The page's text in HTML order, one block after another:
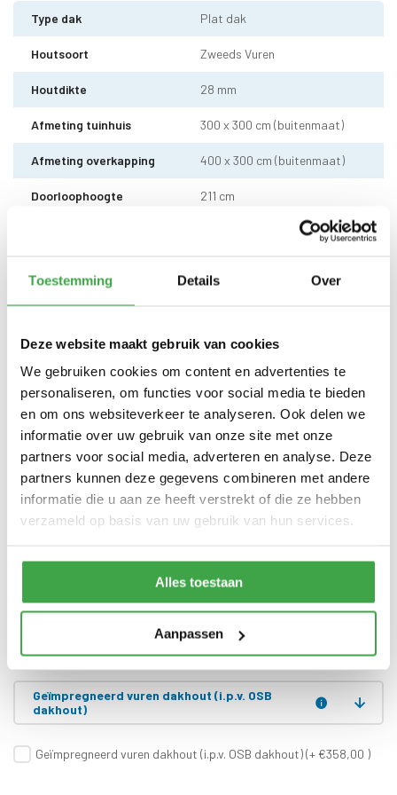
Toestemming Details Over
Deze website maakt gebruik van cookies
We gebruiken cookies om content en advertenties te
personaliseren, om functies voor social media te bieden
en om ons websiteverkeer te analyseren. Ook delen we
informatie over uw gebruik van onze site met onze
partners voor social media, adverteren en analyse. Deze
partners kunnen deze gegevens combineren met andere
informatie die u aan ze heeft verstrekt of die ze hebben
verzameld op basis van uw gebruik van hun services.
Alles toestaan
Aanpassen
Type dak Plat dak
Houtsoort Zweeds Vuren
Houtdikte 28 mm
Afmeting tuinhuis 300 x 300 cm (buitenmaat)
Afmeting overkapping 400 x 300 cm (buitenmaat)
Doorloophoogte 211 cm
Dakmaat (b x d)
Sleufpaal 12 x 12 cm - 6 stuks
Dakhout 18 mm OSB dakhout
Dakbedekking
EPDM uit 1 stuk geleverd incl.
kit, dakdoorvoer en regenpijp
tot aan maaiveld - 10 jaar
garantie
Deur
Dubbele deur zonder drempel -
voorzien van echt glas
Bevestigingsmaterialen
zijn inbegrepen
Nederland
Geïmpregneerd vuren dakhout (i.p.v. OSB
dakhout)
Geïmpregneerd vuren dakhout (i.p.v. OSB dakhout) (+ €358,00 )